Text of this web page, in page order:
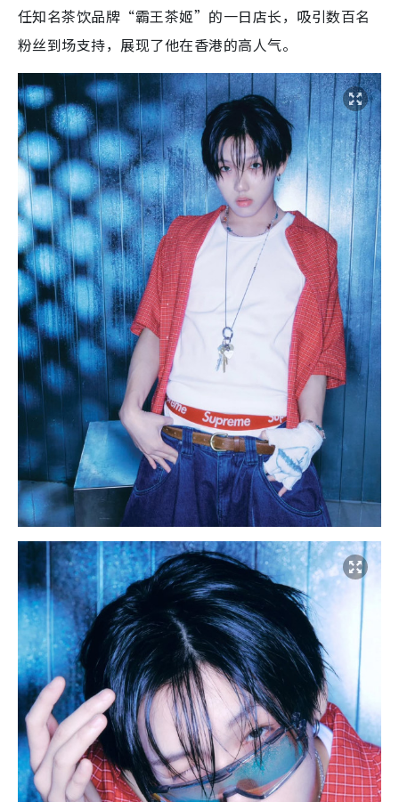
任知名茶饮品牌“霸王茶姬”的一日店长，吸引数百名
粉丝到场支持，展现了他在香港的高人气。